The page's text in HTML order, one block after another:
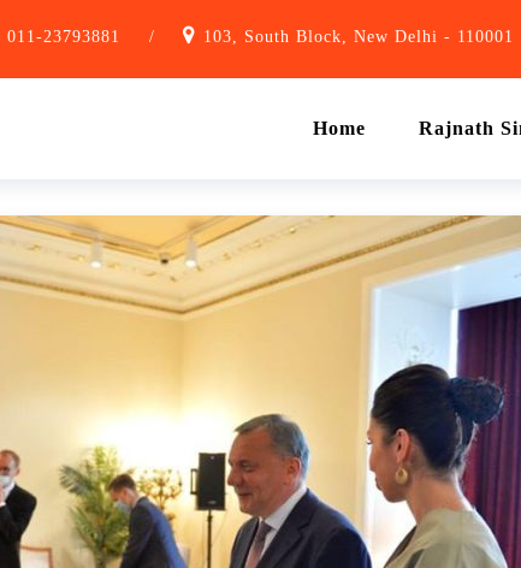
011-23793881 / 103, South Block, New Delhi - 110001
Home Rajnath